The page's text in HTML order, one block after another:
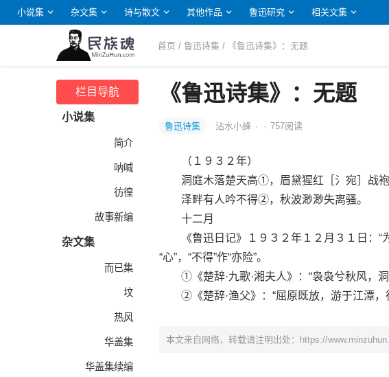
小说集 杂文集 诗与散文 其他作品 鲁迅研究 相关文集
首页 /鲁迅诗集 / 《鲁迅诗集》：无题
栏目导航
小说集
简介
呐喊
彷徨
故事新编
杂文集
而已集
坟
热风
华盖集
华盖集续编
《鲁迅诗集》：无题
鲁迅诗集 沾水小蜂 · · 757阅读
（１９３２年）
洞庭木落楚天高①，眉黛猩红［氵宛］战袍
泽畔有人吟不得②，秋波渺渺失离骚。
十二月
《鲁迅日记》１９３２年１２月３１日：“为
“心”，“不得”作“亦险”。
①《楚辞·九歌·湘夫人》：“袅袅兮秋风，洞
②《楚辞·渔父》：“屈原既放，游于江潭，
本文来自网络，转载请注明出处： https://